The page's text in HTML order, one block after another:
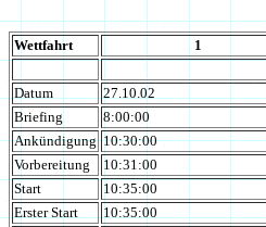
Wettfahrt 1
Datum 27.10.02
Briefing
8:00:00
Ankündigung 10:30:00
Vorbereitung
10:31:00
Start
10:35:00
Erster Start
10:35:00